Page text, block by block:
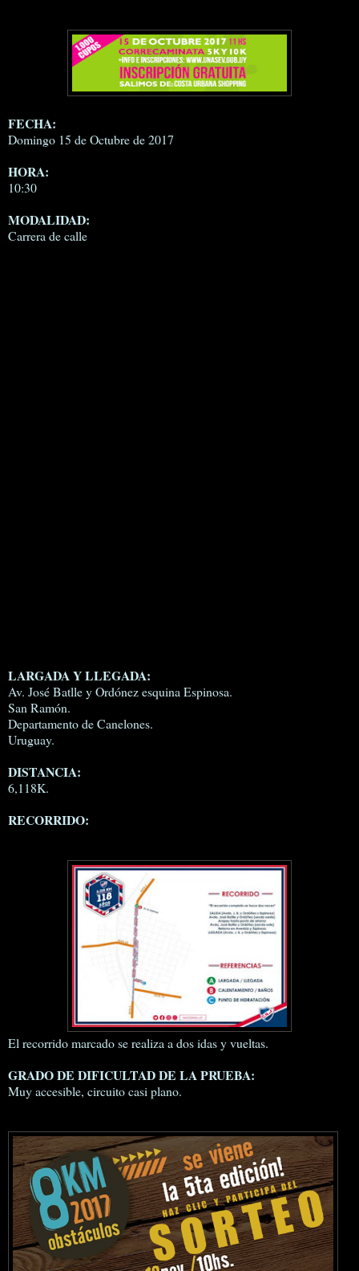
FECHA:
Domingo 15 de Octubre de 2017
HORA:
10:30
MODALIDAD:
Carrera de calle
LARGADA Y LLEGADA:
Av. José Batlle y Ordónez esquina Espinosa.
San Ramón.
Departamento de Canelones.
Uruguay.
DISTANCIA:
6,118K.
RECORRIDO:
El recorrido marcado se realiza a dos idas y vueltas.
GRADO DE DIFICULTAD DE LA PRUEBA:
Muy accesible, circuito casi plano.